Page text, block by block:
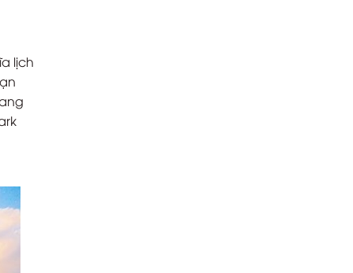
lịch